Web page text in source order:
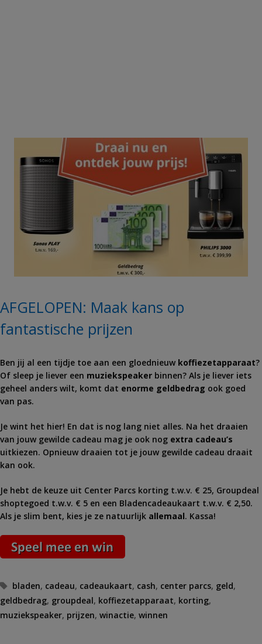
AFGELOPEN: Maak kans op
fantastische prijzen
Ben jij al een tijdje toe aan een gloednieuw koffiezetapparaat?
Of sleep je liever een muziekspeaker binnen? Als je liever iets
geheel anders wilt, komt dat enorme geldbedrag ook goed
van pas.
Je wint het hier! En dat is nog lang niet alles. Na het draaien
van jouw gewilde cadeau mag je ook nog extra cadeau’s
uitkiezen. Opnieuw draaien tot je jouw gewilde cadeau draait
kan ook.
Je hebt de keuze uit Center Parcs korting t.w.v. € 25, Groupdeal
shoptegoed t.w.v. € 5 en een Bladencadeaukaart t.w.v. € 2,50.
Als je slim bent, kies je ze natuurlijk allemaal. Kassa!
Tags
bladen, cadeau, cadeaukaart, cash, center parcs, geld,
geldbedrag, groupdeal, koffiezetapparaat, korting,
muziekspeaker, prijzen, winactie, winnen